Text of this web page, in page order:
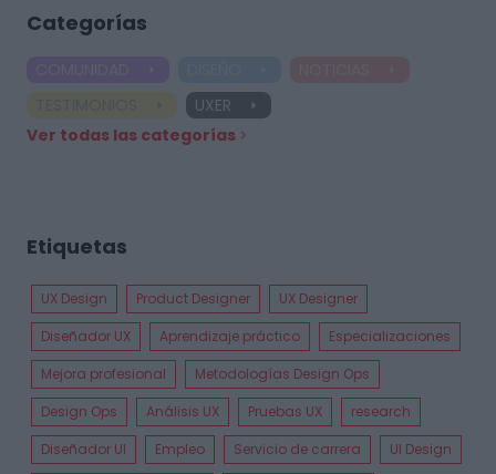
Categorías
UXER
Ver todas las categorías
Etiquetas
UX Design Product Designer
UX Designer
Diseñador UX
Aprendizaje práctico
Especializaciones
Mejora profesional
Metodologías Design Ops
Design Ops
Análisis UX Pruebas UX
research
Diseñador UI
Empleo Servicio de carrera
UI Design